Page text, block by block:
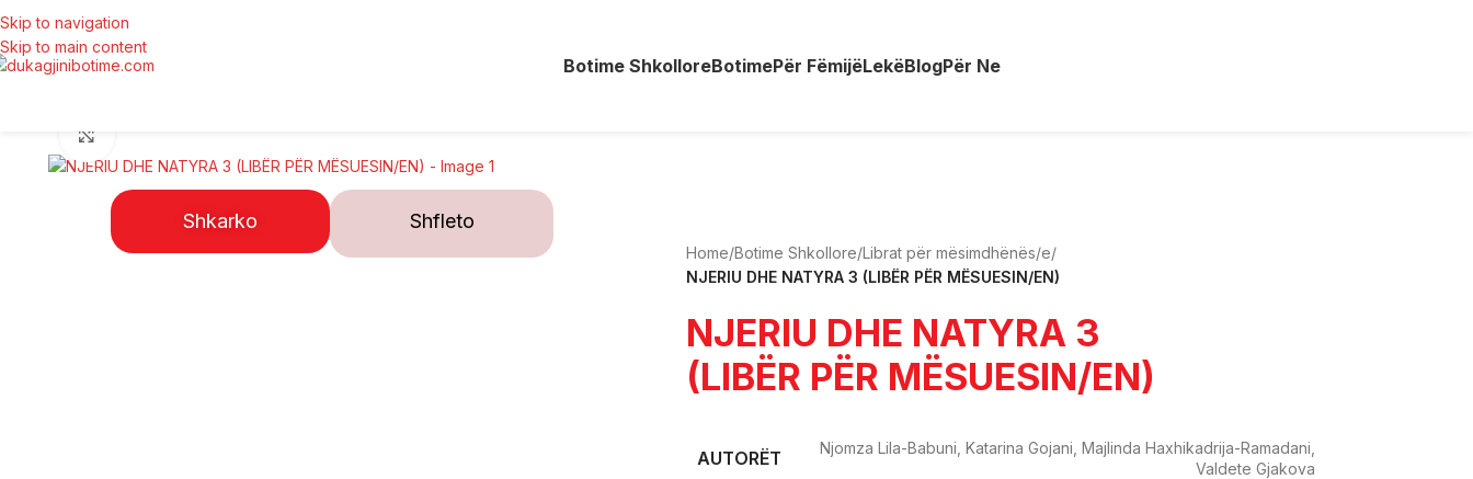
Skip to navigation
Skip to main content
Botime ShkolloreBotimePër FëmijëLekëBlogPër Ne
Shkarko Shfleto
Home/Botime Shkollore/Librat për mësimdhënës/e/
NJERIU DHE NATYRA 3 (LIBËR PËR MËSUESIN/EN)
NJERIU DHE NATYRA 3
(LIBËR PËR MËSUESIN/EN)
AUTORËT
Njomza Lila-Babuni, Katarina Gojani, Majlinda Haxhikadrija-Ramadani,
Valdete Gjakova